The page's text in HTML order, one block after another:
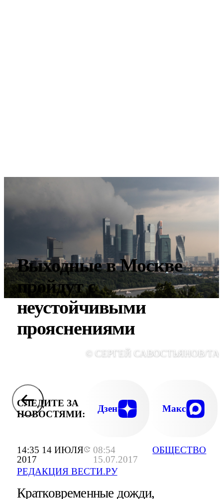
14:35 14 ИЮЛЯ
2017
08:54
15.07.2017
РЕДАКЦИЯ ВЕСТИ.РУ
ОБЩЕСТВО
Выходные в Москве
пройдут с
неустойчивыми
прояснениями
© СЕРГЕЙ САВОСТЬЯНОВ/
СЛЕДИТЕ ЗА
НОВОСТЯМИ:
Дзен Макс
Кратковременные дожди,